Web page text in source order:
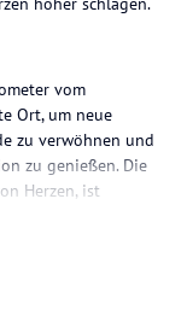
vom
Ort, um neue
zu verwöhnen und
zu genießen. Die
Herzen, ist